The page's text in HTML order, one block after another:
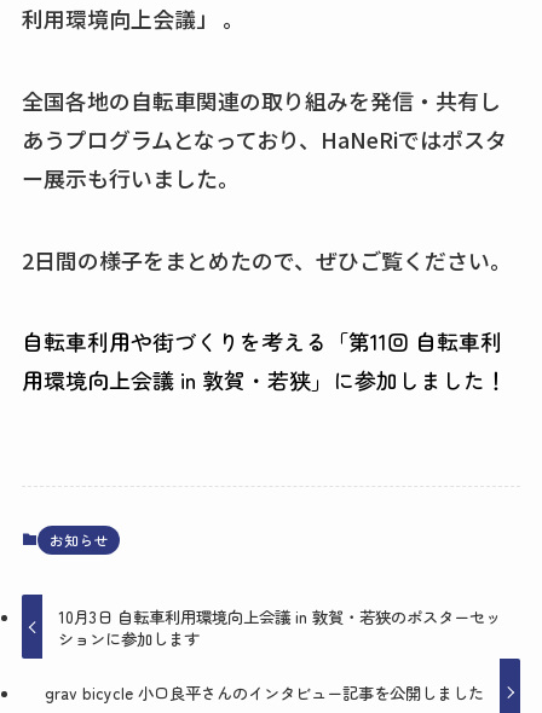
利用環境向上会議」 。
全国各地の自転車関連の取り組みを発信・共有し
あうプログラムとなっており、HaNeRiではポスタ
ー展示も行いました。
2日間の様子をまとめたので、ぜひご覧ください。
自転車利用や街づくりを考える「第11回 自転車利
用環境向上会議 in 敦賀・若狭」に参加しました！
お知らせ
10月3日 自転車利用環境向上会議 in 敦賀・若狭のポスターセッ
ションに参加します
grav bicycle 小口良平さんのインタビュー記事を公開しました